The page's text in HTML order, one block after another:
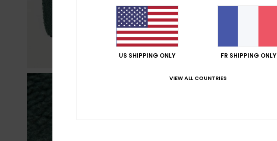
US SHIPPING ONLY FR SHIPPING ONLY
VIEW ALL COUNTRIES